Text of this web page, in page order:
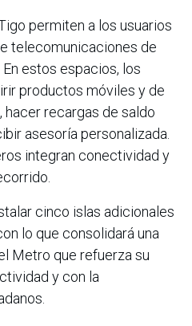
permiten a los usuarios
telecomunicaciones de
estos espacios, los
productos móviles y de
hacer recargas de saldo
asesoría personalizada.
integran conectividad y
cinco islas adicionales
lo que consolidará una
Metro que refuerza su
y con la